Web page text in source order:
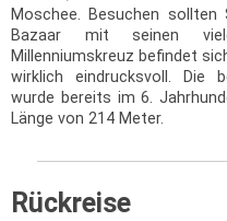
Moschee. Besuchen
Bazaar mit seinen
Millenniumskreuz befindet
wirklich eindrucksvoll. Die
wurde bereits im 6.
Länge von 214 Meter.
Rückreise